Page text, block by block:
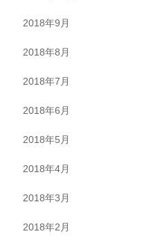
2018年9月
2018年8月
2018年7月
2018年6月
2018年5月
2018年4月
2018年3月
2018年2月